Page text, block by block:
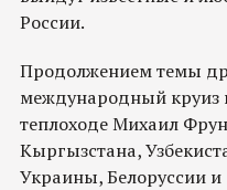
России.
Продолжением темы
международный круиз
теплоходе Михаил
Кыргызстана,
Украины, Белоруссии и